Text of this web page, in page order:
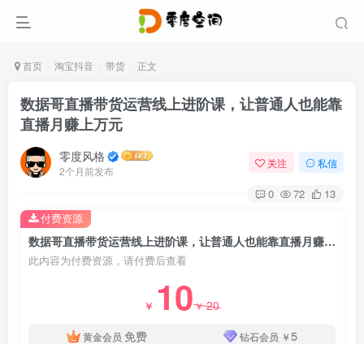
首页 淘宝抖音 带货 正文
数据哥直播带货运营线上进阶课，让普通人也能靠
直播月赚上万元
零度风格
2个月前发布
关注 私信
0 72 13
数据哥直播带货运营线上进阶课，让普通人也能靠直播月赚上万元
此内容为付费资源，请付费后查看
￥ 10￥20
黄金会员 免费 钻石会员 ￥5
付费资源